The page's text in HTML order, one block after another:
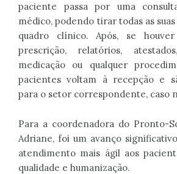
paciente passa por uma
médico, podendo tirar todas as
quadro clínico. Após, se
prescrição, relatórios,
medicação ou qualquer
pacientes voltam à recepção e
para o setor correspondente, caso
Para a coordenadora do Pronto-
Adriane, foi um avanço
atendimento mais ágil aos
qualidade e humanização.